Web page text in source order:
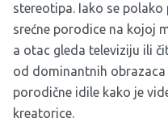
stereotipa. Iako se
srećne porodice na kojoj
a otac gleda televiziju ili
od dominantnih
porodične idile kako je
kreatorice.